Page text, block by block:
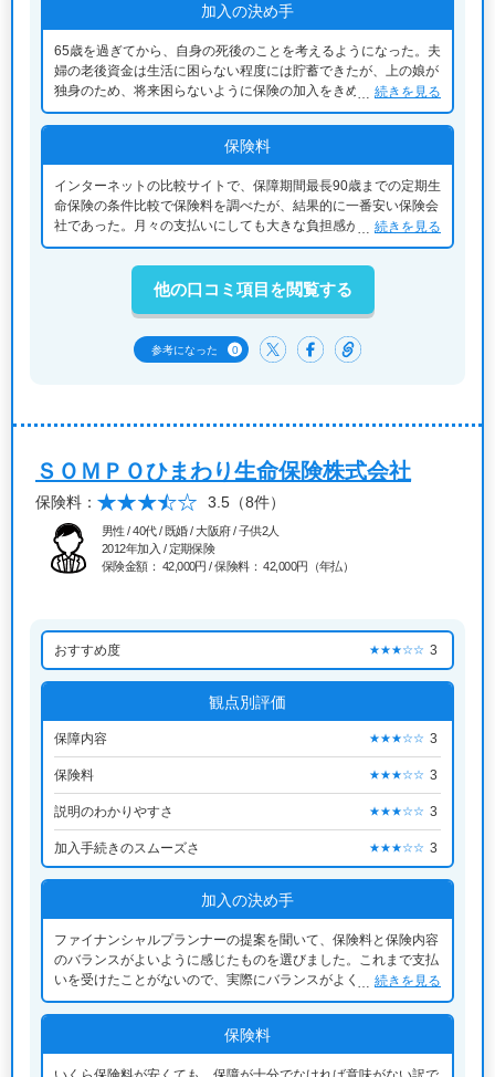
加入の決め手
65歳を過ぎてから、自身の死後のことを考えるようになった。夫
婦の老後資金は生活に困らない程度には貯蓄できたが、上の娘が
独身のため、将来困らないように保険の加入をきめた。また、子
供達に葬儀費用の負担をかけたくない。
続きを見る
保険料
インターネットの比較サイトで、保障期間最長90歳までの定期生
命保険の条件比較で保険料を調べたが、結果的に一番安い保険会
社であった。月々の支払いにしても大きな負担感がなく、90歳以
上長生きして、保険料が掛け捨てになっても後悔しない金額であ
続きを見る
参考になった 0
他の口コミ項目を閲覧する
ＳＯＭＰＯひまわり生命保険株式会社
保険料： 3.5 （8件）
男性 / 40代 / 既婚 / 大阪府 / 子供2人
2012年加入 / 定期保険
保険金額： 42,000円 / 保険料： 42,000円（年払）
おすすめ度 ★★★☆☆ 3
観点別評価
保障内容 ★★★☆☆ 3
保険料 ★★★☆☆ 3
説明のわかりやすさ ★★★☆☆ 3
加入手続きのスムーズさ ★★★☆☆ 3
加入の決め手
ファイナンシャルプランナーの提案を聞いて、保険料と保険内容
のバランスがよいように感じたものを選びました。これまで支払
いを受けたことがないので、実際にバランスがよく十分なのかは
分かりませんが。子供が小さかったので、万一の時にもすぐさま
続きを見る
保険料